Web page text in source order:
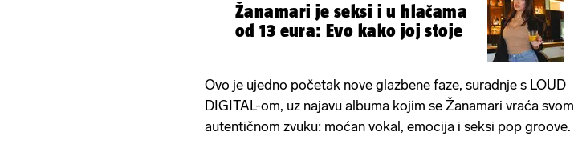
Žanamari je seksi i u hlačama
od 13 eura: Evo kako joj stoje
Ovo je ujedno početak nove glazbene faze, suradnje s LOUD
DIGITAL-om, uz najavu albuma kojim se Žanamari vraća svom
autentičnom zvuku: moćan vokal, emocija i seksi pop groove.